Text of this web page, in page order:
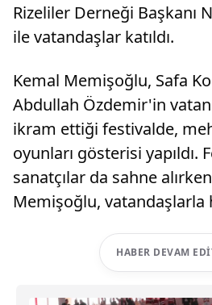
Rizeliler Derneği Başkanı
ile vatandaşlar katıldı.
Kemal Memişoğlu, Safa
Abdullah Özdemir'in
ikram ettiği festivalde,
oyunları gösterisi yapıldı.
sanatçılar da sahne
Memişoğlu, vatandaşlarla
HABER DEVAM